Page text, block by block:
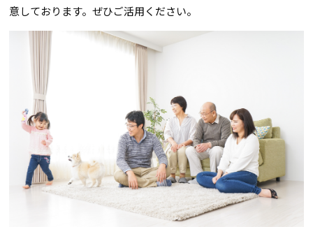
意しております。ぜひご活用ください。